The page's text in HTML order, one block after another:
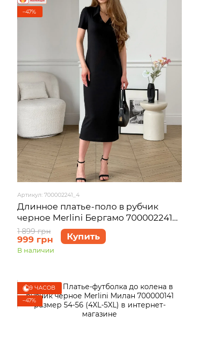
−47%
Артикул: 700002241_4
Длинное платье-поло в рубчик
черное Merlini Бергамо 700002241
размер 4XL-5XL
1 899 грн
999 грн Купить
В наличии
9 ЧАСОВ
−47%